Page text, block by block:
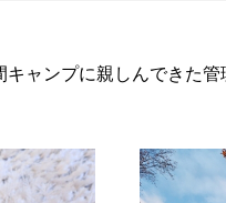
キャンプに親しんできた